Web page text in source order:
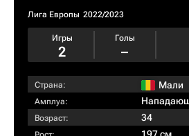
Лига Европы 2022/2023
Игры
2
Голы
–
Страна: Мали
Амплуа:
Возраст: 34